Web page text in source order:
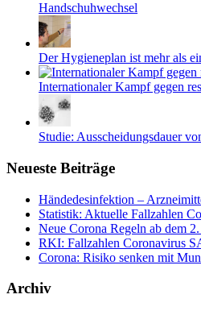
Handschuhwechsel
Der Hygieneplan ist mehr als
Internationaler Kampf gegen
Studie: Ausscheidungsdauer
Neueste Beiträge
Händedesinfektion –
Statistik: Aktuelle Fallzahlen
Neue Corona Regeln ab dem
RKI: Fallzahlen Coronavirus
Corona: Risiko senken mit
Archiv